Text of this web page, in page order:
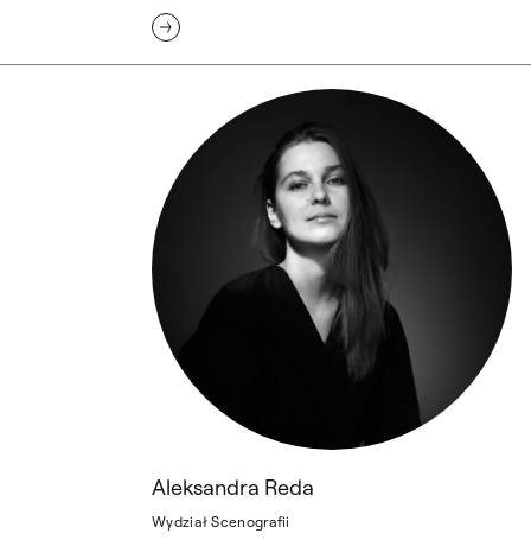
Aleksandra Reda
Wydział Scenografii